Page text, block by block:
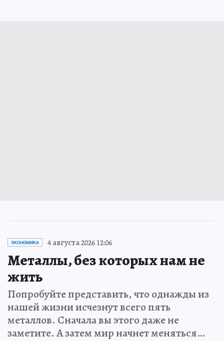
ЭКОНОМИКА 4 августа 2026 12:06
Металлы, без которых нам не
жить
Попробуйте представить, что однажды из
нашей жизни исчезнут всего пять
металлов. Сначала вы этого даже не
заметите. А затем мир начнет меняться…